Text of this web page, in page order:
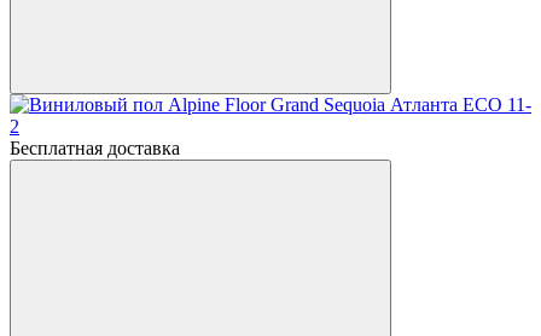
Бесплатная доставка